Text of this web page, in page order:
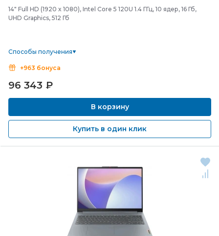
14" Full HD (1920 x 1080), Intel Core 5 120U 1.4 ГГц, 10 ядер, 16 Гб,
UHD Graphics, 512 Гб
Способы получения
+963 бонуса
96 343 ₽
В корзину
Купить в один клик